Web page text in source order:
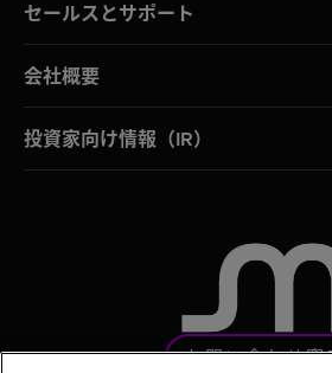
セールスとサポート
会社概要
投資家向け情報（IR）
お問い合わせ窓